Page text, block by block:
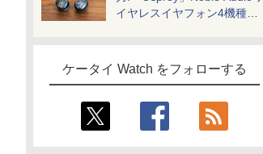
イヤレスイヤフォン4機種を
ケータイ Watch をフォローする